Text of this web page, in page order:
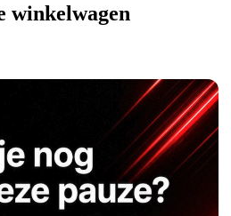
winkelwagen